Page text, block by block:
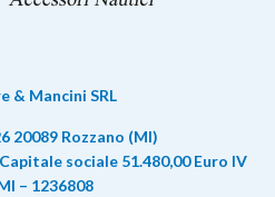
& Mancini SRL
20089 Rozzano (MI)
sociale 51.480,00 Euro IV
– 1236808